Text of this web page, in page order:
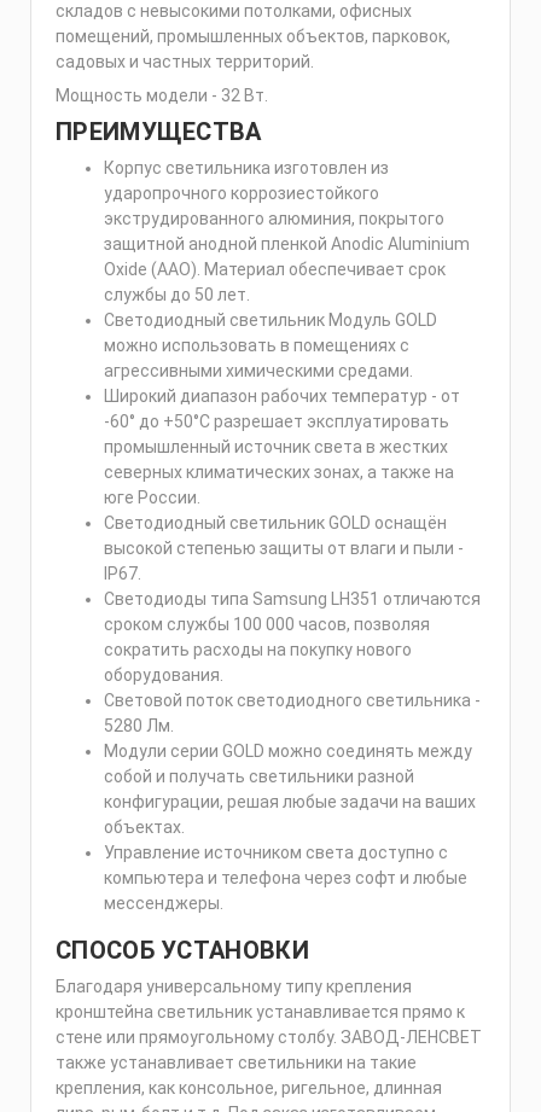
складов с невысокими потолками, офисных
помещений, промышленных объектов, парковок,
садовых и частных территорий.
Мощность модели - 32 Вт.
ПРЕИМУЩЕСТВА
Корпус светильника изготовлен из
ударопрочного коррозиестойкого
экструдированного алюминия, покрытого
защитной анодной пленкой Anodic Aluminium
Oxide (AAO). Материал обеспечивает срок
службы до 50 лет.
Светодиодный светильник Модуль GOLD
можно использовать в помещениях с
агрессивными химическими средами.
Широкий диапазон рабочих температур - от
-60° до +50°С разрешает эксплуатировать
промышленный источник света в жестких
северных климатических зонах, а также на
юге России.
Светодиодный светильник GOLD оснащён
высокой степенью защиты от влаги и пыли -
IP67.
Светодиоды типа Samsung LH351 отличаются
сроком службы 100 000 часов, позволяя
сократить расходы на покупку нового
оборудования.
Световой поток светодиодного светильника -
5280 Лм.
Модули серии GOLD можно соединять между
собой и получать светильники разной
конфигурации, решая любые задачи на ваших
объектах.
Управление источником света доступно с
компьютера и телефона через софт и любые
мессенджеры.
СПОСОБ УСТАНОВКИ
Благодаря универсальному типу крепления
кронштейна светильник устанавливается прямо к
стене или прямоугольному столбу. ЗАВОД-ЛЕНСВЕТ
также устанавливает светильники на такие
крепления, как консольное, ригельное, длинная